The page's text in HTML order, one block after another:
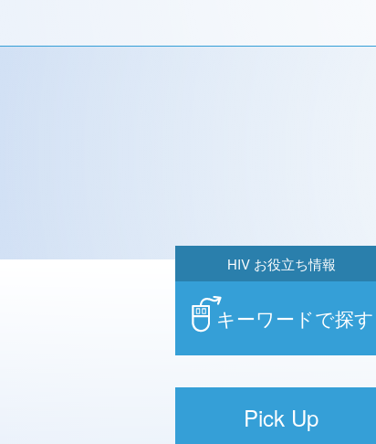
キーワードで探す
HIV お役立ち情報
Pick Up